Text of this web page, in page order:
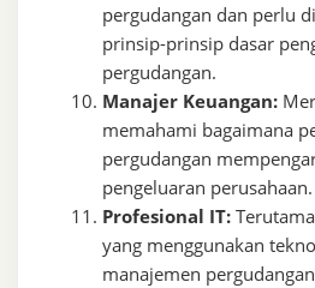
pergudangan dan perlu
prinsip-prinsip dasar
pergudangan.
Manajer Keuangan:
memahami bagaimana
pergudangan
pengeluaran perusahaan.
Profesional IT:
yang menggunakan
manajemen